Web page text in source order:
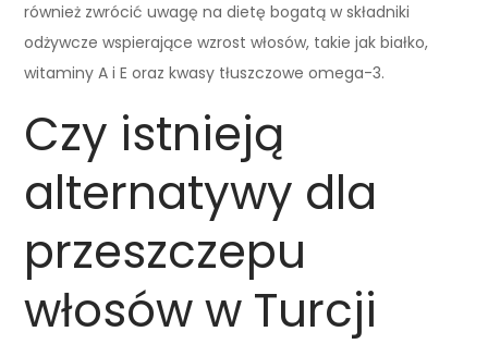
również zwrócić uwagę na dietę bogatą w składniki
odżywcze wspierające wzrost włosów, takie jak białko,
witaminy A i E oraz kwasy tłuszczowe omega-3.
Czy istnieją
alternatywy dla
przeszczepu
włosów w Turcji